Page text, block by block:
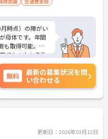
時点）の障がい
母体です。年間
も取得可能。産
て中の方も多数
大切にしながら
度や外部勉強会
しっかりサポー
ージャーへのキ
ら60代まで幅広
和やかな雰囲気
、福祉の資格
リアを築きたい
無料
最新の募集状況を問
い合わせる
更新日：2026年03月12日